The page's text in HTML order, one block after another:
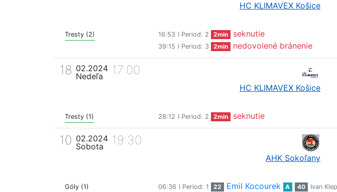
HC KLIMAVEX Košice
Tresty (2) 16:53 I Period: 2 2min seknutie
39:15 I Period: 3 2min nedovolené bránenie
18 02.2024
Nedeľa
17:00
HC KLIMAVEX Košice
Tresty (1) 28:12 I Period: 2 2min seknutie
10 02.2024
Sobota
19:30
AHK Sokoľany
Góly (1) 06:36 I Period: 1 22 Emil Kocourek A 40 Ivan